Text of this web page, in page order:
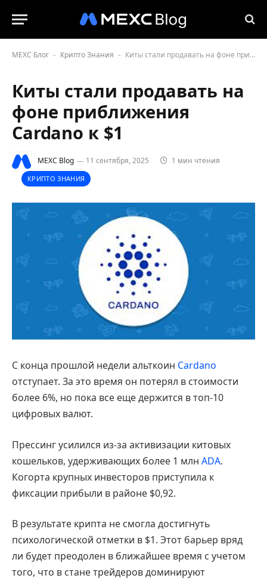
MEXC Блог - Крипто Знания - Киты стали продавать на фоне приближения Cardano к $1
Киты стали продавать на
фоне приближения
Cardano к $1
MEXC Blog 11 сентября, 2025 1 мин чтения
КРИПТО ЗНАНИЯ
С конца прошлой недели альткоин Cardano
отступает. За это время он потерял в стоимости
более 6%, но пока все еще держится в топ-10
цифровых валют.
Прессинг усилился из-за активизации китовых
кошельков, удерживающих более 1 млн ADA.
Когорта крупных инвесторов приступила к
фиксации прибыли в районе $0,92.
В результате крипта не смогла достигнуть
психологической отметки в $1. Этот барьер вряд
ли будет преодолен в ближайшее время с учетом
того, что в стане трейдеров доминируют